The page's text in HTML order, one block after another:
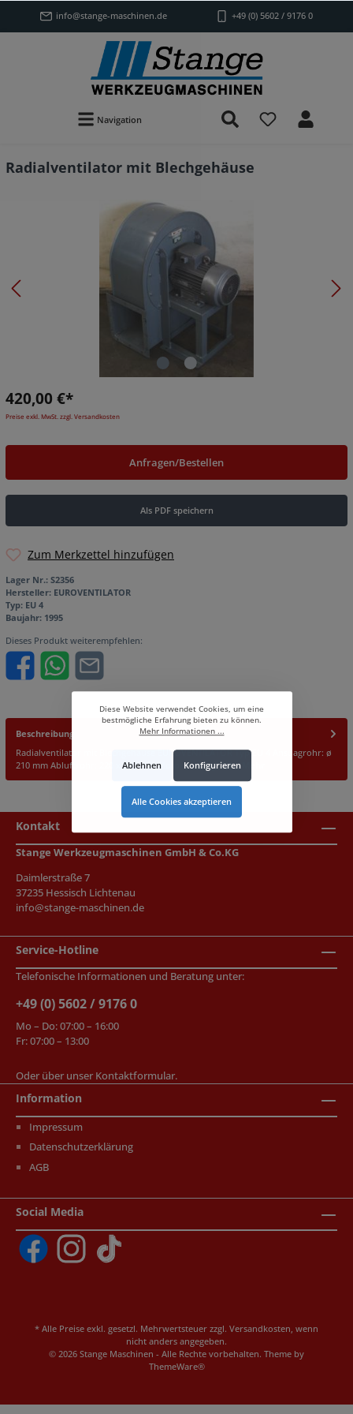
info@stange-maschinen.de +49 (0) 5602 / 9176 0
Navigation
Radialventilator mit Blechgehäuse
420,00 €*
Preise exkl. MwSt. zzgl. Versandkosten
Anfragen/Bestellen
Als PDF speichern
Zum Merkzettel hinzufügen
Lager Nr.: S2356
Hersteller: EUROVENTILATOR
Typ: EU 4
Baujahr: 1995
Dieses Produkt weiterempfehlen:
Beschreibung
Radialventilator mit Blechgehäuse EUROVENTILATOR Typ EU 4 Ansuagrohr: ø
210 mm Abluftrohr: 220 x 220 mm Motorleistung: 3,0…
Kontakt
Stange Werkzeugmaschinen GmbH & Co.KG
Daimlerstraße 7
37235 Hessisch Lichtenau
info@stange-maschinen.de
Service-Hotline
Telefonische Informationen und Beratung unter:
+49 (0) 5602 / 9176 0
Mo – Do: 07:00 – 16:00
Fr: 07:00 – 13:00
Oder über unser Kontaktformular.
Information
Impressum
Datenschutzerklärung
AGB
Social Media
* Alle Preise exkl. gesetzl. Mehrwertsteuer zzgl. Versandkosten, wenn
nicht anders angegeben.
© 2026 Stange Maschinen - Alle Rechte vorbehalten. Theme by
ThemeWare®
Diese Website verwendet Cookies, um eine
bestmögliche Erfahrung bieten zu können.
Mehr Informationen ...
Ablehnen Konfigurieren
Alle Cookies akzeptieren